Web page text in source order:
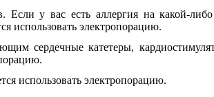
Если у вас есть аллергия на какой-
использовать электропорацию.
сердечные катетеры,
использовать электропорацию.